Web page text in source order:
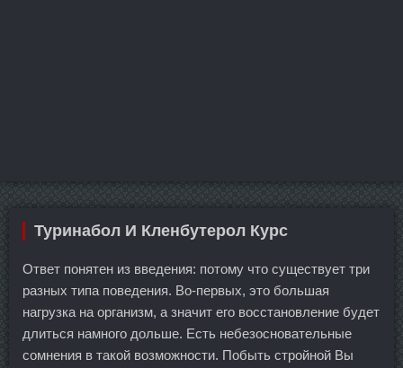
Туринабол И Кленбутерол Курс
Ответ понятен из введения: потому что существует три
разных типа поведения. Во-первых, это большая
нагрузка на организм, а значит его восстановление будет
длиться намного дольше. Есть небезосновательные
сомнения в такой возможности. Побыть стройной Вы